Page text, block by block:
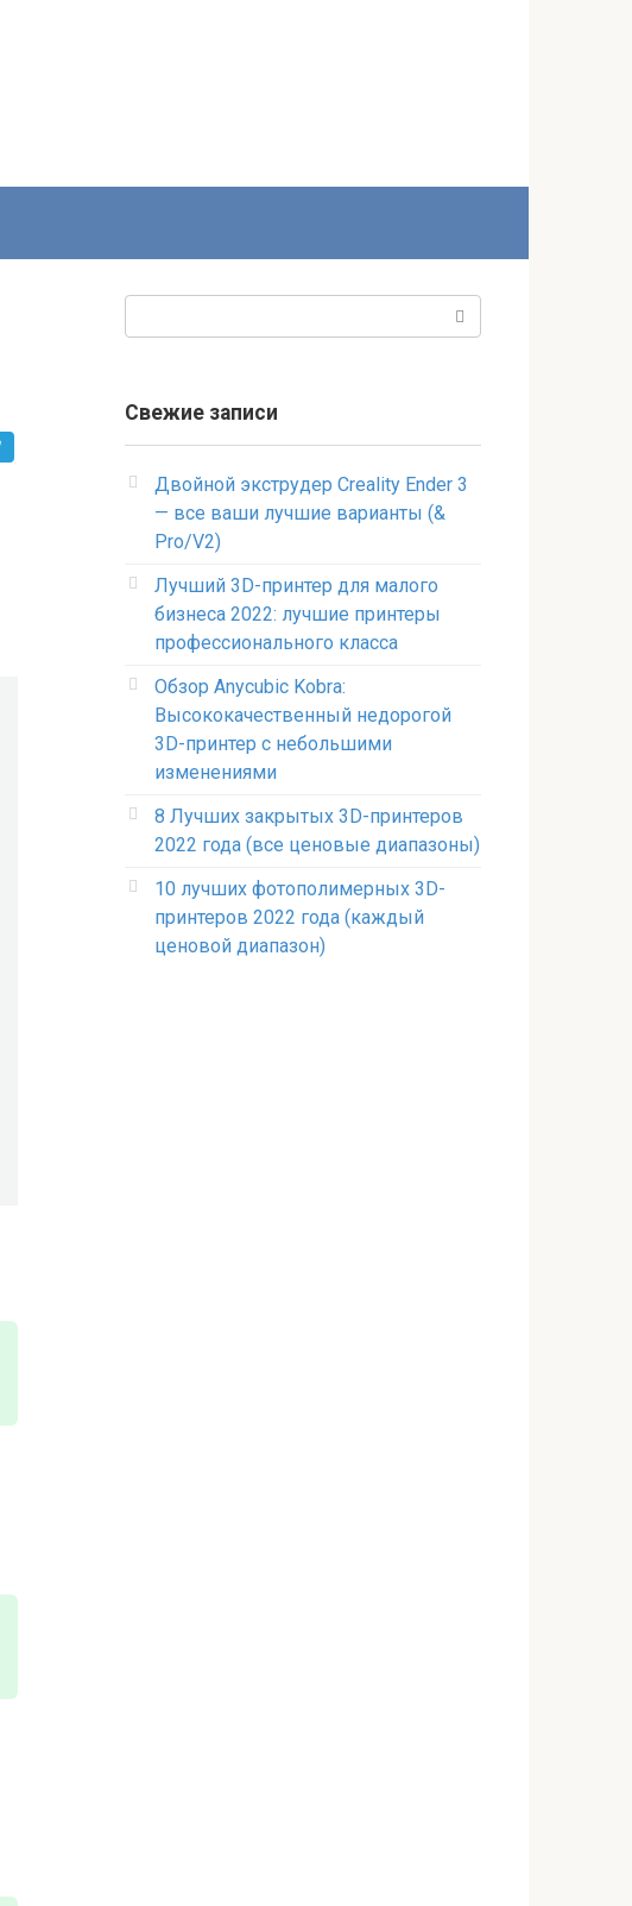
Свежие записи
Двойной экструдер Creality Ender 3
— все ваши лучшие варианты (&
Pro/V2)
Лучший 3D-принтер для малого
бизнеса 2022: лучшие принтеры
профессионального класса
Обзор Anycubic Kobra:
Высококачественный недорогой
3D-принтер с небольшими
изменениями
8 Лучших закрытых 3D-принтеров
2022 года (все ценовые диапазоны)
10 лучших фотополимерных 3D-
принтеров 2022 года (каждый
ценовой диапазон)